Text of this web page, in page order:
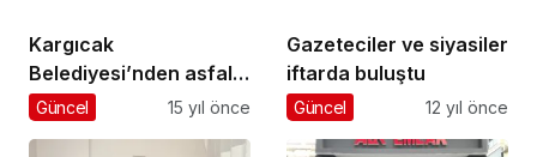
Kargıcak
Belediyesi’nden asfalt
atağı
Güncel 15 yıl önce
Gazeteciler ve siyasiler
iftarda buluştu
Güncel 12 yıl önce